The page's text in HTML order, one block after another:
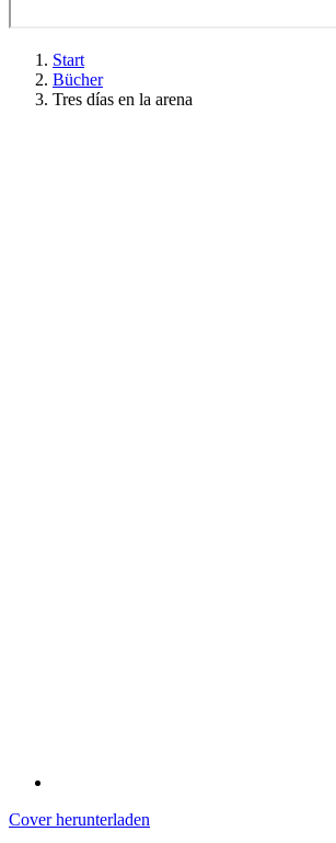
Start
Bücher
Tres días en la arena
Cover herunterladen